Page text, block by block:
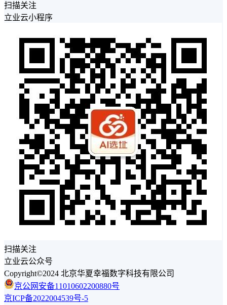
扫描关注
立业云小程序
扫描关注
立业云公众号
Copyright©2024 北京华夏幸福数字科技有限公司
京公网安备11010602200880号
京ICP备2022004539号-5